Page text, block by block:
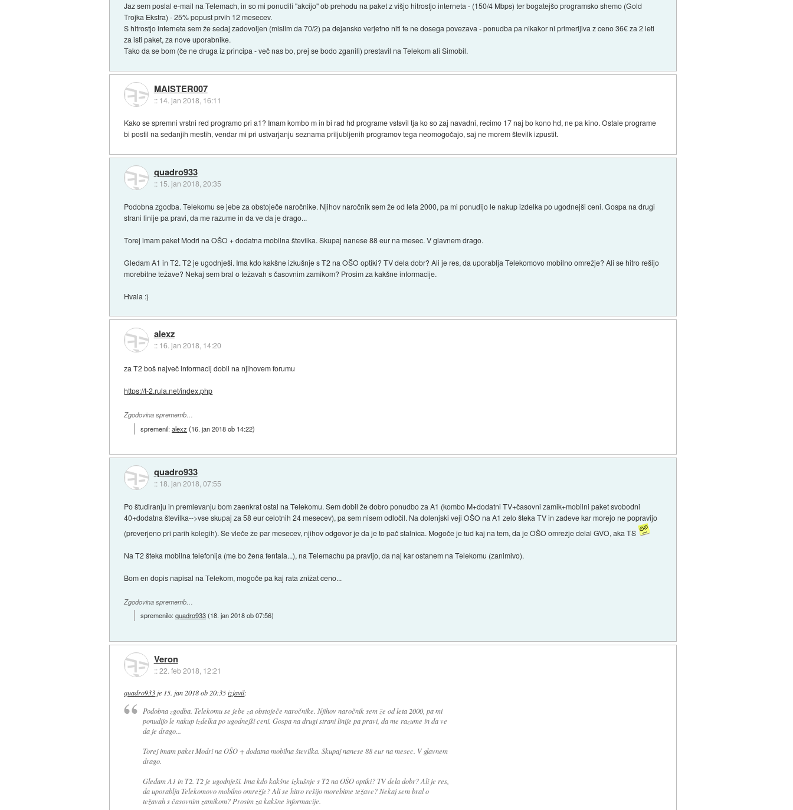
Jaz sem poslal e-mail na Telemach, in so mi ponudili "akcijo" ob prehodu na paket z višjo hitrostjo interneta - (150/4 Mbps) ter bogatejšo programsko shemo (Gold
Trojka Ekstra) - 25% popust prvih 12 mesecev.
S hitrostjo interneta sem že sedaj zadovoljen (mislim da 70/2) pa dejansko verjetno niti te ne dosega povezava - ponudba pa nikakor ni primerljiva z ceno 36€ za 2 leti
za isti paket, za nove uporabnike.
Tako da se bom (če ne druga iz principa - več nas bo, prej se bodo zganili) prestavil na Telekom ali Simobil.
MAISTER007
:: 14. jan 2018, 16:11
Kako se spremni vrstni red programo pri a1? Imam kombo m in bi rad hd programe vstsvil tja ko so zaj navadni, recimo 17 naj bo kono hd, ne pa kino. Ostale programe
bi postil na sedanjih mestih, vendar mi pri ustvarjanju seznama priljubljenih programov tega neomogočajo, saj ne morem številk izpustit.
quadro933
:: 15. jan 2018, 20:35
Podobna zgodba. Telekomu se jebe za obstoječe naročnike. Njihov naročnik sem že od leta 2000, pa mi ponudijo le nakup izdelka po ugodnejši ceni. Gospa na drugi
strani linije pa pravi, da me razume in da ve da je drago...
Torej imam paket Modri na OŠO + dodatna mobilna številka. Skupaj nanese 88 eur na mesec. V glavnem drago.
Gledam A1 in T2. T2 je ugodnješi. Ima kdo kakšne izkušnje s T2 na OŠO optiki? TV dela dobr? Ali je res, da uporablja Telekomovo mobilno omrežje? Ali se hitro rešijo
morebitne težave? Nekaj sem bral o težavah s časovnim zamikom? Prosim za kakšne informacije.
Hvala :)
alexz
:: 16. jan 2018, 14:20
za T2 boš največ informacij dobil na njihovem forumu
https://t-2.rula.net/index.php
Zgodovina sprememb…
spremenil:alexz (16. jan 2018 ob 14:22)
quadro933
:: 18. jan 2018, 07:55
Po študiranju in premlevanju bom zaenkrat ostal na Telekomu. Sem dobil že dobro ponudbo za A1 (kombo M+dodatni TV+časovni zamik+mobilni paket svobodni
40+dodatna številka-->vse skupaj za 58 eur celotnih 24 mesecev), pa sem nisem odločil. Na dolenjski veji OŠO na A1 zelo šteka TV in zadeve kar morejo ne popravijo
(preverjeno pri parih kolegih). Se vleče že par mesecev, njihov odgovor je da je to pač stalnica. Mogoče je tud kaj na tem, da je OŠO omrežje delal GVO, aka TS
Na T2 šteka mobilna telefonija (me bo žena fentala...), na Telemachu pa pravijo, da naj kar ostanem na Telekomu (zanimivo).
Bom en dopis napisal na Telekom, mogoče pa kaj rata znižat ceno...
Zgodovina sprememb…
spremenilo:quadro933(18. jan 2018 ob 07:56)
Veron
::22. feb 2018, 12:21
quadro933je 15. jan 2018 ob 20:35 izjavil:
Podobna zgodba. Telekomu se jebe za obstoječe naročnike. Njihov naročnik sem že od leta 2000, pa mi
ponudijo le nakup izdelka po ugodnejši ceni. Gospa na drugi strani linije pa pravi, da me razume in da ve
da je drago...
Torej imam paket Modri na OŠO + dodatna mobilna številka. Skupaj nanese 88 eur na mesec. V glavnem
drago.
Gledam A1 in T2. T2 je ugodnješi. Ima kdo kakšne izkušnje s T2 na OŠO optiki? TV dela dobr? Ali je res,
da uporablja Telekomovo mobilno omrežje? Ali se hitro rešijo morebitne težave? Nekaj sem bral o
težavah s časovnim zamikom? Prosim za kakšne informacije.